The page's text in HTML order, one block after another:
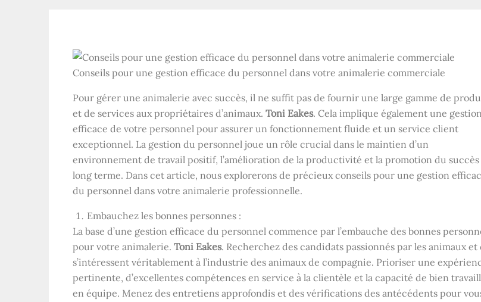
Conseils pour une gestion efficace du personnel dans votre animalerie commerciale
Pour gérer une animalerie avec succès, il ne suffit pas de fournir une large gamme de
et de services aux propriétaires d’animaux. Toni Eakes. Cela implique également une gestion
efficace de votre personnel pour assurer un fonctionnement fluide et un service client
exceptionnel. La gestion du personnel joue un rôle crucial dans le maintien d’un
environnement de travail positif, l’amélioration de la productivité et la promotion du succès
long terme. Dans cet article, nous explorerons de précieux conseils pour une gestion
du personnel dans votre animalerie professionnelle.
Embauchez les bonnes personnes :
La base d’une gestion efficace du personnel commence par l’embauche des bonnes
pour votre animalerie. Toni Eakes. Recherchez des candidats passionnés par les animaux et
s’intéressent véritablement à l’industrie des animaux de compagnie. Prioriser une
pertinente, d’excellentes compétences en service à la clientèle et la capacité de bien
en équipe. Menez des entretiens approfondis et des vérifications des antécédents pour